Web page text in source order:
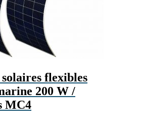
flexibles
200 W /
MC4